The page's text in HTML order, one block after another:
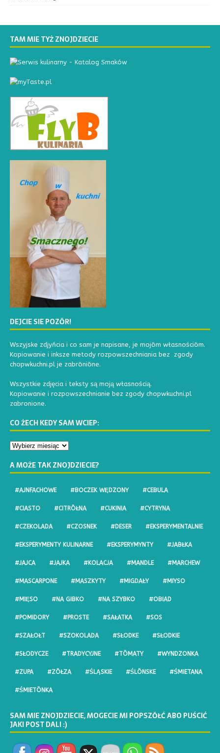
TAM MIE TYŻ ZNOJDZIECIE
DEJCIE SIE POZŌR!
Wszyjske zdjyńcia i co sam je napisane, je mojōm własnościōm.
Kopiowanie i inksze metody rozpowszechniania bez zgody
chopwkuchni.pl je zabrōniōne.
Wszystkie zdjęcia i teksty są moją własnością.
Kopiowanie i rozpowszechnianie bez zgody chopwkuchni.pl
zabronione.
CO ŻECH KEDY SAM WCIEP:
A MOŻE TAK ZNOJDZIECIE?
#AJNFACHOWE #BOCZEK WĘDZONY #CEBULA
#CIASTO #CITRŌŁNA #CUKINIA #CYTRYNA
#CZEKOLADA #CZOSNEK #DESER #EKSPERYMENTALNIE
#EKSPERYMENTY KULINARNE #EKSPERYMYNTY #JABŁKA
#JAJCA #JAJKA #KOLACJA #MANDLE #MARCHEW
#MASCARPONE #MASZKYTY #MIGDAŁY #MIYSO
#MIĘSO #NA GIBKO #NA SZYBKO #OBIAD
#POMIDORY #PROSTE #SAŁATKA #SOS
#SZAŁOŁT #SZOKOLADA #SŁODKE #SŁODKIE
#SŁODYCZE #TRADYCYJNE #TŌMATY #WYNDZONKA
#ZUPA #ZŌŁZA #ŚLĄSKIE #ŚLŌNSKE #ŚMIETANA
#ŚMIETŌNKA
SAM MIE ZNOJDZIECIE, MOGECIE MI POPSZŎŁĆ ABO PUŚCIĆ
JAKI POST DALI :)